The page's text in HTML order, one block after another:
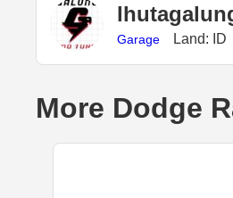
Garage Land: ID
More Dodge